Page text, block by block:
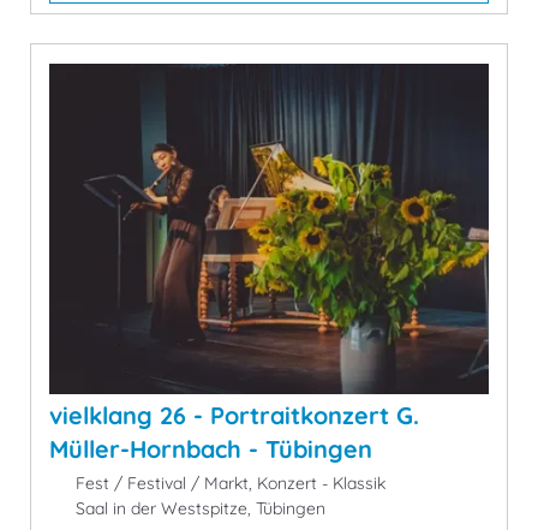
vielklang 26 - Portraitkonzert G.
Müller-Hornbach - Tübingen
Fest / Festival / Markt, Konzert - Klassik
Saal in der Westspitze, Tübingen